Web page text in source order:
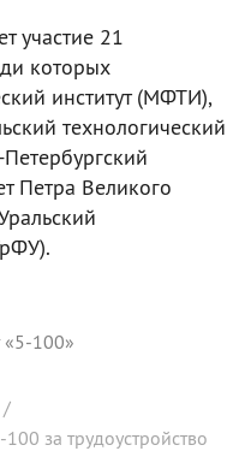
участие 21
которых
институт (МФТИ),
технологический
Петра Великого
«5-100»
/
за трудоустройство